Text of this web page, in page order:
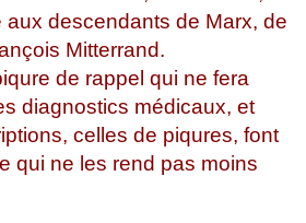
aux descendants de Marx, de
Mitterrand.
de rappel qui ne fera
diagnostics médicaux, et
celles de piqures, font
qui ne les rend pas moins